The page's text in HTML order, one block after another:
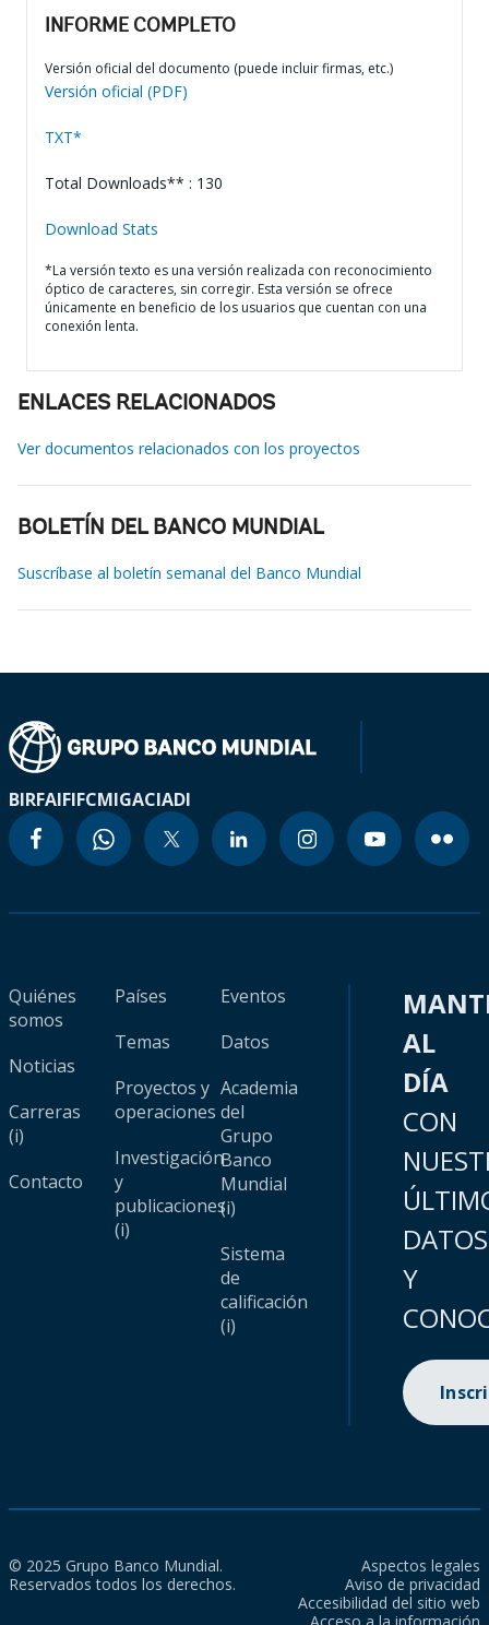
INFORME COMPLETO
Versión oficial del documento (puede incluir firmas, etc.)
Versión oficial (PDF)
TXT*
Total Downloads** : 130
Download Stats
*La versión texto es una versión realizada con reconocimiento
óptico de caracteres, sin corregir. Esta versión se ofrece
únicamente en beneficio de los usuarios que cuentan con una
conexión lenta.
ENLACES RELACIONADOS
Ver documentos relacionados con los proyectos
BOLETÍN DEL BANCO MUNDIAL
Suscríbase al boletín semanal del Banco Mundial
BIRFAIFIFCMIGACIADI
Quiénes
somos
Noticias
Carreras
(i)
Contacto
Países
Temas
Proyectos y
operaciones
Investigación
y
publicaciones
(i)
Eventos
Datos
Academia
del
Grupo
Banco
Mundial
(i)
Sistema
de
calificación
(i)
AL
DÍA
CON
DATOS
Y
© 2025 Grupo Banco Mundial.
Reservados todos los derechos.
Aspectos legales
Aviso de privacidad
Accesibilidad del sitio web